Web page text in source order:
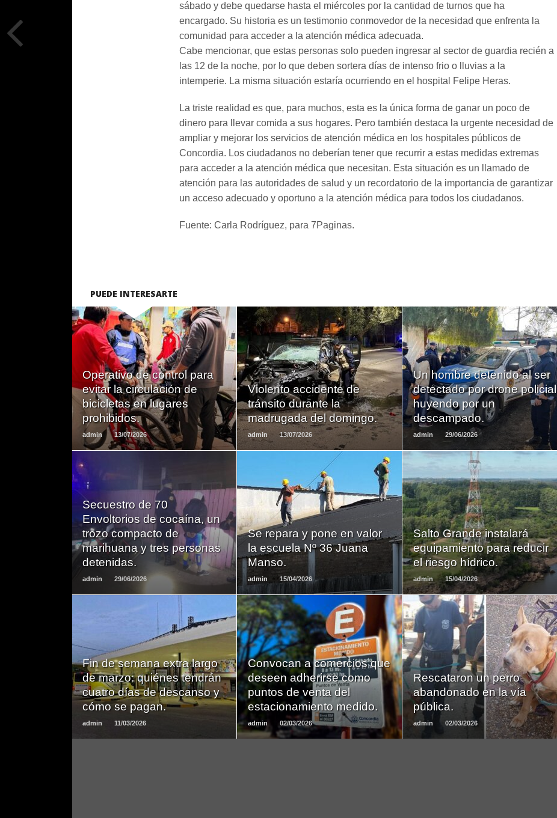
sábado y debe quedarse hasta el miércoles por la cantidad de turnos que ha
encargado. Su historia es un testimonio conmovedor de la necesidad que enfrenta la
comunidad para acceder a la atención médica adecuada.
Cabe mencionar, que estas personas solo pueden ingresar al sector de guardia recién a
las 12 de la noche, por lo que deben sortera días de intenso frio o lluvias a la
intemperie. La misma situación estaría ocurriendo en el hospital Felipe Heras.
La triste realidad es que, para muchos, esta es la única forma de ganar un poco de
dinero para llevar comida a sus hogares. Pero también destaca la urgente necesidad de
ampliar y mejorar los servicios de atención médica en los hospitales públicos de
Concordia. Los ciudadanos no deberían tener que recurrir a estas medidas extremas
para acceder a la atención médica que necesitan. Esta situación es un llamado de
atención para las autoridades de salud y un recordatorio de la importancia de garantizar
un acceso adecuado y oportuno a la atención médica para todos los ciudadanos.
Fuente: Carla Rodríguez, para 7Paginas.
PUEDE INTERESARTE
Operativo de control para
evitar la circulación de
bicicletas en lugares
prohibidos.
admin 13/07/2026
LEER
MAS
Violento accidente de
tránsito durante la
madrugada del domingo.
admin 13/07/2026
LEER
MAS
Un hombre detenido al ser
detectado por drone policial
huyendo por un
descampado.
admin 29/06/2026
LEER
MAS
Secuestro de 70
Envoltorios de cocaína, un
trozo compacto de
marihuana y tres personas
detenidas.
admin 29/06/2026
LEER
MAS
Se repara y pone en valor
la escuela Nº 36 Juana
Manso.
admin 15/04/2026
LEER
MAS
Salto Grande instalará
equipamiento para reducir
el riesgo hídrico.
admin 15/04/2026
LEER
MAS
Fin de semana extra largo
de marzo: quiénes tendrán
cuatro días de descanso y
cómo se pagan.
admin 11/03/2026
LEER
MAS
Convocan a comercios que
deseen adherirse como
puntos de venta del
estacionamiento medido.
admin 02/03/2026
LEER
MAS
Rescataron un perro
abandonado en la vía
pública.
admin 02/03/2026
LEER
MAS